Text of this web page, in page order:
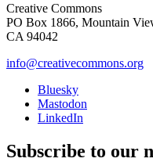
Creative Commons
PO Box 1866, Mountain
CA 94042
info@creativecommons.org
Bluesky
Mastodon
LinkedIn
Subscribe to our